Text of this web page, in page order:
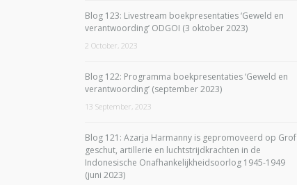
Blog 123: Livestream boekpresentaties ‘Geweld en
verantwoording’ ODGOI (3 oktober 2023)
2 October, 2023
Blog 122: Programma boekpresentaties ‘Geweld en
verantwoording’ (september 2023)
13 September, 2023
Blog 121: Azarja Harmanny is gepromoveerd op Grof
geschut, artillerie en luchtstrijdkrachten in de
Indonesische Onafhankelijkheidsoorlog 1945-1949
(juni 2023)